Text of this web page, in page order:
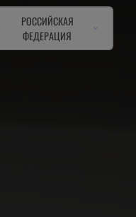
РОССИЙСКАЯ
ФЕДЕРАЦИЯ